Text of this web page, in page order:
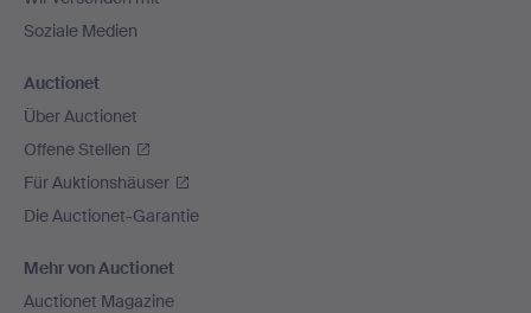
Soziale Medien
Auctionet
Über Auctionet
Offene Stellen
Für Auktionshäuser
Die Auctionet-Garantie
Mehr von Auctionet
Auctionet Magazine